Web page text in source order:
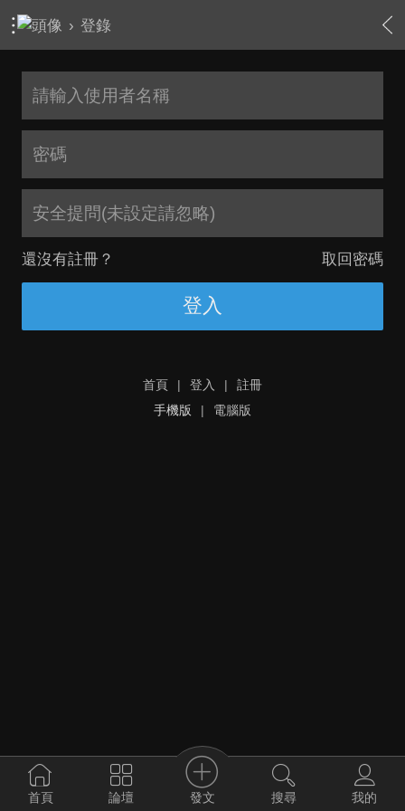
› 登錄
安全提問(未設定請忽略)
還沒有註冊？ 取回密碼
登入
首頁 | 登入 |
註冊
手機版
| 電腦版
首頁 論壇 發文 搜尋 我的